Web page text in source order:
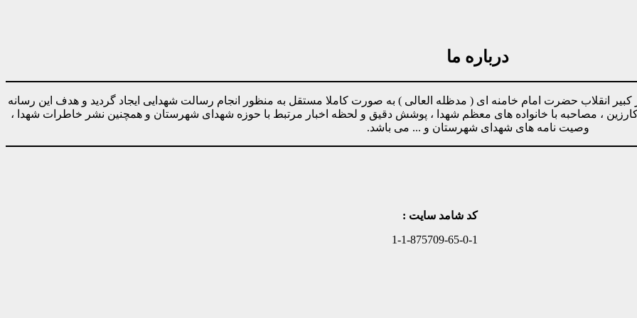
درباره ما
پیروی از دستورات رهبر کبیر انقلاب حضرت امام خامنه ای ( مدظله العالی ) به صورت کاملا مستقل به منظور انجام رسالت شهدایی ایجاد گردید و هدف این رسانه
، مصاحبه با خانواده های معظم شهدا ، پوشش دقیق و لحظه اخبار مرتبط با حوزه شهدای شهرستان و همچنین نشر خاطرات شهدا ،
وصیت نامه های شهدای شهرستان و ... می باشد.
کد شامد سایت :
1-1-875709-65-0-1